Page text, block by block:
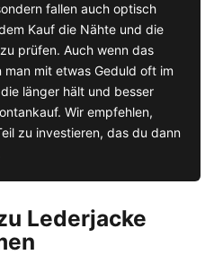
fallen auch optisch
Kauf die Nähte und die
prüfen. Auch wenn das
mit etwas Geduld oft im
länger hält und besser
Wir empfehlen,
zu investieren, das du dann
Lederjacke